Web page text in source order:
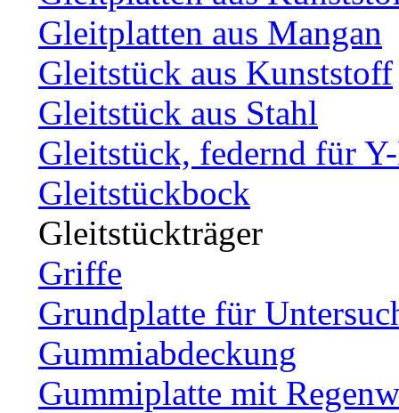
Gleitplatten aus Mangan
Gleitstück aus Kunststoff
Gleitstück aus Stahl
Gleitstück, federnd für
Gleitstückbock
Gleitstückträger
Griffe
Grundplatte für
Gummiabdeckung
Gummiplatte mit